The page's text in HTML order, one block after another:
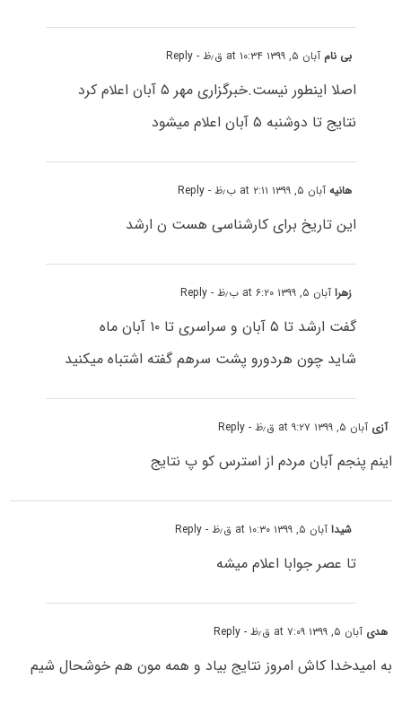
بی نام آبان ۵, ۱۳۹۹ at ۱۰:۳۴ ق٫ظ - Reply
اصلا اینطور نیست.خبرگزاری مهر ۵ آبان اعلام کرد
نتایج تا دوشنبه ۵ آبان اعلام میشود
هانیهآبان ۵, ۱۳۹۹ at ۲:۱۱ ب٫ظ - Reply
این تاریخ برای کارشناسی هست ن ارشد
زهراآبان ۵, ۱۳۹۹ at ۶:۲۰ ب٫ظ - Reply
گفت ارشد تا ۵ آبان و سراسری تا ۱۰ آبان ماه
شاید چون هردورو پشت سرهم گفته اشتباه میکنید
آزی آبان ۵, ۱۳۹۹ at ۹:۲۷ ق٫ظ - Reply
اینم پنجم آبان مردم از استرس کو پ نتایج
شیداآبان ۵, ۱۳۹۹ at ۱۰:۳۰ ق٫ظ - Reply
تا عصر جوابا اعلام میشه
هدی آبان ۵, ۱۳۹۹ at ۷:۰۹ ق٫ظ - Reply
به امیدخدا کاش امروز نتایج بیاد و همه مون هم خوشحال شیم